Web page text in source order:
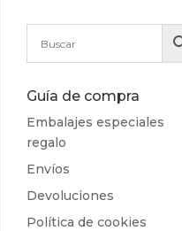
Guía de compra
Embalajes especiales
regalo
Envíos
Devoluciones
Política de cookies